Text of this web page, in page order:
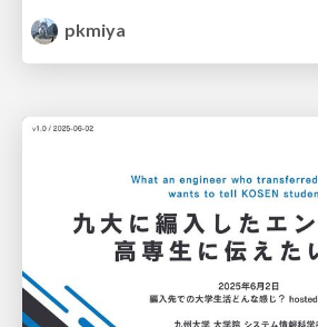
pkmiya